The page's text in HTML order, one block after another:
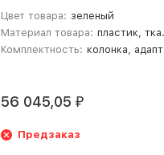
Цвет товара: зеленый
Материал товара: пластик, ткань, стекло
Комплектность: колонка, адаптер питания
56 045,05 ₽
Предзаказ